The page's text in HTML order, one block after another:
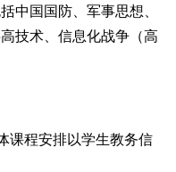
中国国防、军事思想、
技术、信息化战争（高
课程安排以学生教务信